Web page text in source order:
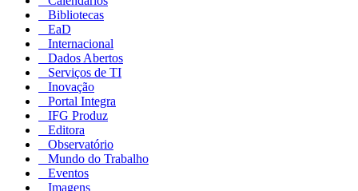
Bibliotecas
EaD
Internacional
Dados Abertos
Serviços de TI
Inovação
Portal Integra
IFG Produz
Editora
Observatório
Mundo do Trabalho
Eventos
Imagens